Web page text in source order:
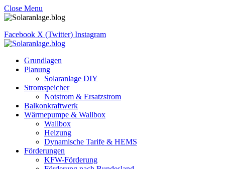
Close Menu
Facebook X (Twitter) Instagram
Grundlagen
Planung
Solaranlage DIY
Stromspeicher
Notstrom & Ersatzstrom
Balkonkraftwerk
Wärmepumpe & Wallbox
Wallbox
Heizung
Dynamische Tarife & HEMS
Förderungen
KFW-Förderung